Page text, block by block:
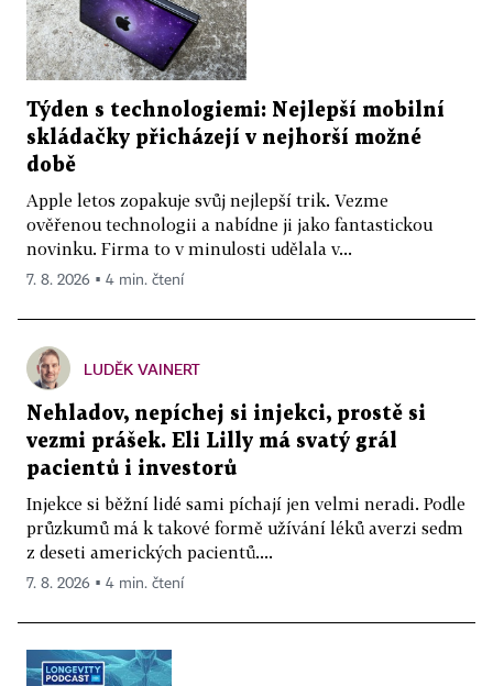
Týden s technologiemi: Nejlepší mobilní
skládačky přicházejí v nejhorší možné
době
Apple letos zopakuje svůj nejlepší trik. Vezme
ověřenou technologii a nabídne ji jako fantastickou
novinku. Firma to v minulosti udělala v...
7. 8. 2026 ▪ 4 min. čtení
LUDĚK VAINERT
Nehladov, nepíchej si injekci, prostě si
vezmi prášek. Eli Lilly má svatý grál
pacientů i investorů
Injekce si běžní lidé sami píchají jen velmi neradi. Podle
průzkumů má k takové formě užívání léků averzi sedm
z deseti amerických pacientů....
7. 8. 2026 ▪ 4 min. čtení